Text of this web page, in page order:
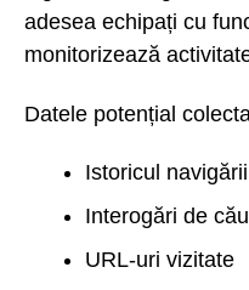
adesea echipați cu
monitorizează
Datele potențial
Istoricul navigării
Interogări de
URL-uri vizitate